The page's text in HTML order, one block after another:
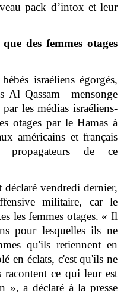
pack d’intox et leur
des femmes otages
israéliens égorgés,
Al Qassam –mensonge
les médias israéliens-
otages par le Hamas à
américains et français
de ce
déclaré vendredi dernier,
militaire, car le
les femmes otages. « Il
pour lesquelles ils ne
qu'ils retiennent en
en éclats, c'est qu'ils ne
racontent ce qui leur est
», a déclaré à la presse